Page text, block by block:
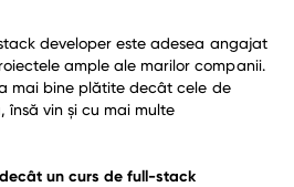
developer este adesea angajat
ample ale marilor companii.
mai bine plătite decât cele de
vin și cu mai multe
un curs de full-stack